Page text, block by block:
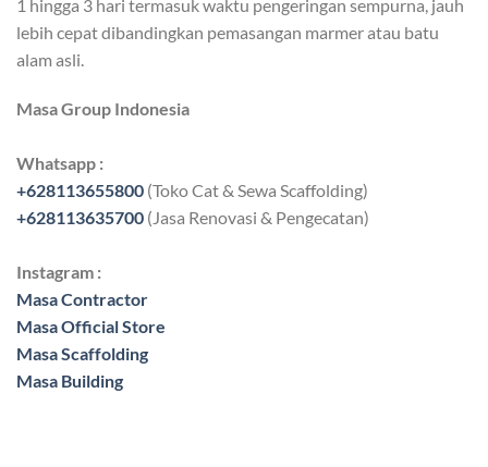
1 hingga 3 hari termasuk waktu pengeringan sempurna, jauh
lebih cepat dibandingkan pemasangan marmer atau batu
alam asli.
Masa Group Indonesia
Whatsapp :
+628113655800 (Toko Cat & Sewa Scaffolding)
+628113635700 (Jasa Renovasi & Pengecatan)
Instagram :
Masa Contractor
Masa Official Store
Masa Scaffolding
Masa Building